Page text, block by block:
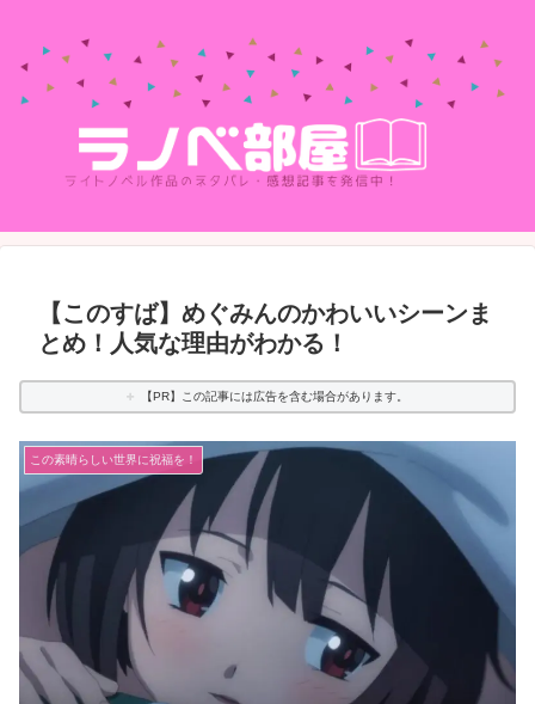
【このすば】めぐみんのかわいいシーンま
とめ！人気な理由がわかる！
【PR】この記事には広告を含む場合があります。
この素晴らしい世界に祝福を！